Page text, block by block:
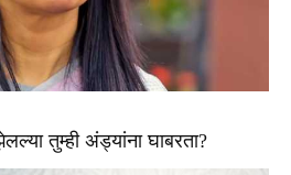
तुम्ही अंड्यांना घाबरता?